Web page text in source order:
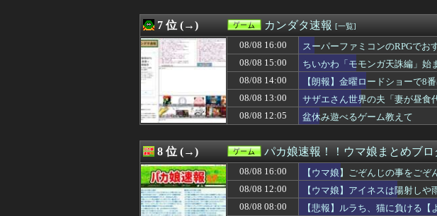
08/08 11:00
「オーバーロード」という絵師の力で硬派フ
08/08 10:47
【速報】ニコニコ動画、緩やかに衰退・・・・
08/08 10:30
【原神】新しい紀行武器で使えそうなのどれ
08/08 10:30
10/22発売予定 PS5版『Back to the Dawn ～ブ
08/08 10:25
家庭用ゲーム機ビジネスって完全に破綻した
08/08 10:05
『プレイステーション2』出た時って衝撃だ
08/08 10:05
聖剣伝説シリーズが滅びた理由って何？
08/08 10:02
【悲報】Switch2のゲームがやりたいのに内
08/08 10:01
【ウマ娘】トレーナーの領収書と給与明細を
08/08 10:00
【艦これ】これって何級なんだ？
08/08 10:00
X上で「ゲームクリア後の”やることない”は消
08/08 10:00
【艦これ】ナマケモノアガノウサギ 他
08/08 10:00
【遊戯王情報】8月のカレンダーをプレゼント
08/08 10:00
時オカの後に『風のタクト』が発表された時
08/08 10:00
『ファイアーエムブレム 蒼炎の軌跡』序盤の
7 位 (→) カンダタ速報 [一覧]
08/08 16:00
スーパーファミコンのRPGでお
08/08 15:00
ちいかわ「モモンガ天誅編」始
08/08 14:00
【朗報】金曜ロードショーで8
08/08 13:00
サザエさん世界の夫「妻が昼食
こう！」
08/08 12:05 盆休み遊べるゲーム教えて
8 位 (→) パカ娘速報！！ウマ娘まとめブロ
08/08 16:00
【ウマ娘】ごぞんじの事をごぞ
08/08 12:00
【ウマ娘】アイネスは陽射し
08/08 08:00
【悲報】ルラち、猫に負ける【